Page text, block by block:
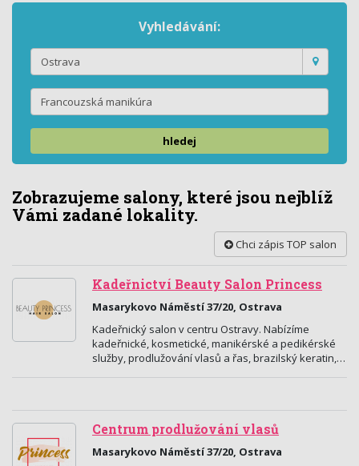
Vyhledávání:
hledej
Zobrazujeme salony, které jsou nejblíž
Vámi zadané lokality.
Chci zápis TOP salon
Kadeřnictví Beauty Salon Princess
Masarykovo Náměstí 37/20, Ostrava
Kadeřnický salon v centru Ostravy. Nabízíme
kadeřnické, kosmetické, manikérské a pedikérské
služby, prodlužování vlasů a řas, brazilský keratin,…
Centrum prodlužování vlasů
Masarykovo Náměstí 37/20, Ostrava